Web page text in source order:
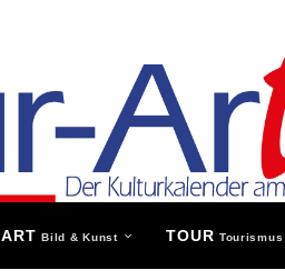
ARTBild & Kunst TOUR Tourismus